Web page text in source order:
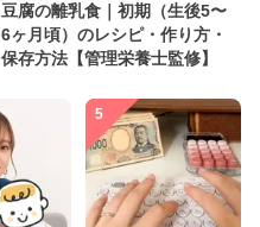
豆腐の離乳食｜初期（生後5〜
6ヶ月頃）のレシピ・作り方・
保存方法【管理栄養士監修】
5